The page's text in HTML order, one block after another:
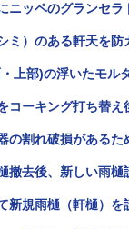
ニッペのグランセラ
ミ）のある軒天を
上部)の浮いたモル
コーキング打ち替え
の割れ破損がある
撤去後、新しい雨
新規雨樋（軒樋）を